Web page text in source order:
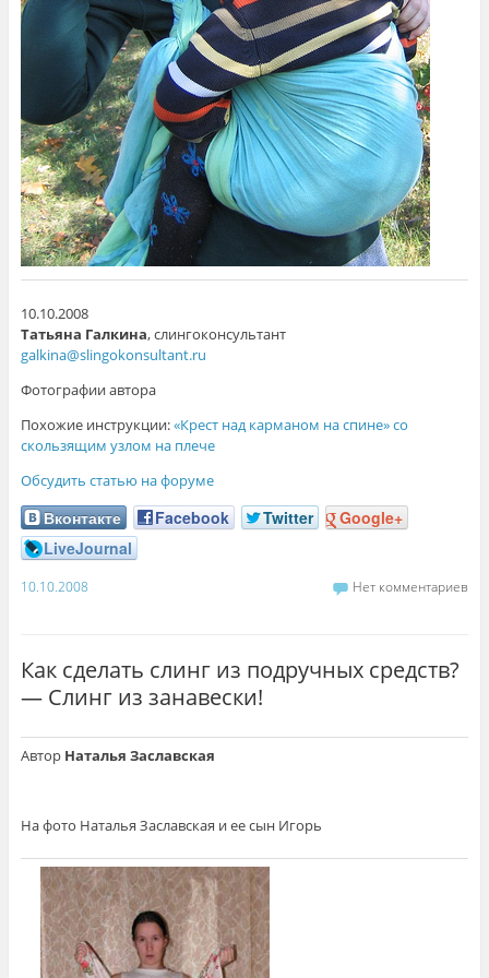
10.10.2008
Татьяна Галкина, слингоконсультант
galkina@slingokonsultant.ru
Фотографии автора
Похожие инструкции:«Крест над карманом на спине» со
скользящим узлом на плече
Обсудить статью на форуме
Вконтакте Facebook Twitter
Google+
LiveJournal
10.10.2008 Нет комментариев
Как сделать слинг из подручных средств?
— Слинг из занавески!
Автор Наталья Заславская
На фото Наталья Заславская и ее сын Игорь